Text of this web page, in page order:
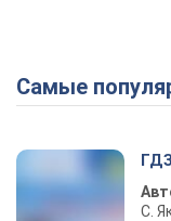
Самые
С.